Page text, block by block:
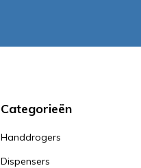
Categorieën
Handdrogers
Dispensers